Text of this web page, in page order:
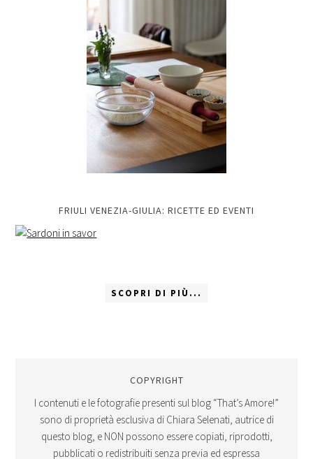
FRIULI VENEZIA-GIULIA: RICETTE ED EVENTI
SCOPRI DI PIÙ...
COPYRIGHT
I contenuti e le fotografie presenti sul blog “That’s Amore!”
sono di proprietà esclusiva di Chiara Selenati, autrice di
questo blog, e NON possono essere copiati, riprodotti,
pubblicati o redistribuiti senza previa ed espressa